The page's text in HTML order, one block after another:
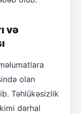
və
olan
Təhlükəsizlik
dərhal